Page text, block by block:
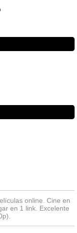
online . Cine en
en 1 link. Excelente